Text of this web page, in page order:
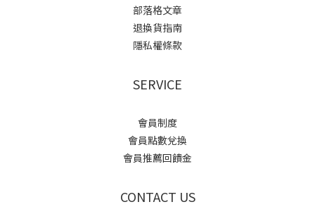
部落格文章
退換貨指南
隱私權條款
SERVICE
會員制度
會員點數兌換
會員推薦回饋金
CONTACT US